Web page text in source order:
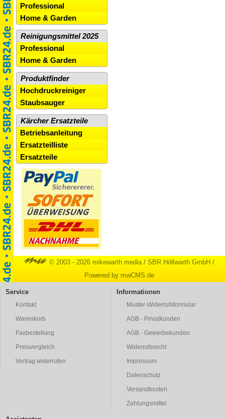
Professional
Home & Garden
Reinigungsmittel 2025
Professional
Home & Garden
Produktfinder
Hochdruckreiniger
Staubsauger
Kärcher Ersatzteile
Betriebsanleitung
Ersatzteilliste
Ersatzteile
© 2003 - 2026 mikewarth media / SBR Höllwarth GmbH /
Powered by mwCMS.de
Service
Kontakt
Warenkorb
Faxbestellung
Preisvergleich
Vertrag widerrufen
Informationen
Muster-Widerrufsformular
AGB - Privatkunden
AGB - Gewerbekunden
Widerrufsrecht
Impressum
Datenschutz
Versandkosten
Zahlungsmittel